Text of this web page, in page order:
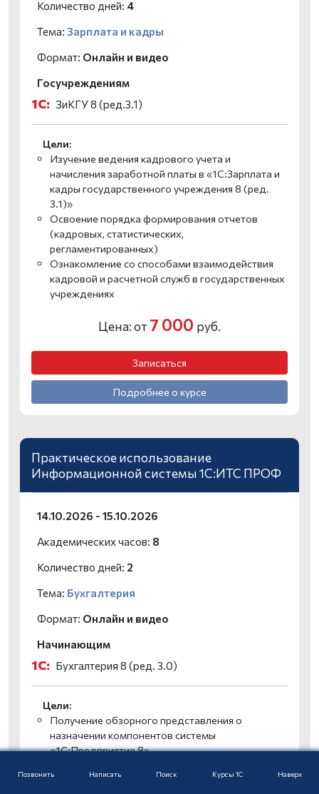
Позвонить Написать Поиск Курсы 1С Наверх
Количество дней: 4
Тема: Зарплата и кадры
Формат: Онлайн и видео
Госучреждениям
1С: ЗиКГУ 8 (ред.3.1)
Цели:
Изучение ведения кадрового учета и
начисления заработной платы в «1С:Зарплата и
кадры государственного учреждения 8 (ред.
3.1)»
Освоение порядка формирования отчетов
(кадровых, статистических,
регламентированных)
Ознакомление со способами взаимодействия
кадровой и расчетной служб в государственных
учреждениях
Цена: от7 000 руб.
Записаться
Подробнее о курсе
Практическое использование
Информационной системы 1С:ИТС ПРОФ
14.10.2026 - 15.10.2026
Академических часов: 8
Количество дней: 2
Тема: Бухгалтерия
Формат: Онлайн и видео
Начинающим
1С: Бухгалтерия 8 (ред. 3.0)
Цели:
Получение обзорного представления о
назначении компонентов системы
«1С:Предприятие 8»
использованию информационной системы